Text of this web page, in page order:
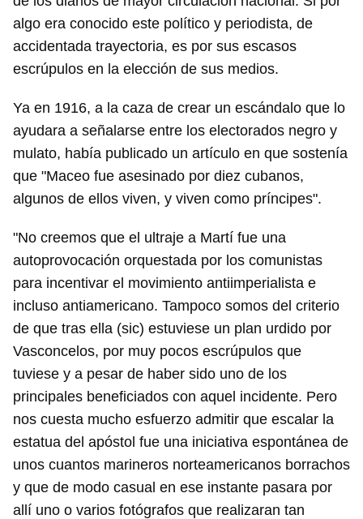
algo era conocido este político y periodista, de
accidentada trayectoria, es por sus escasos
escrúpulos en la elección de sus medios.
Ya en 1916, a la caza de crear un escándalo que lo
ayudara a señalarse entre los electorados negro y
mulato, había publicado un artículo en que sostenía
que "Maceo fue asesinado por diez cubanos,
algunos de ellos viven, y viven como príncipes".
"No creemos que el ultraje a Martí fue una
autoprovocación orquestada por los comunistas
para incentivar el movimiento antiimperialista e
incluso antiamericano. Tampoco somos del criterio
de que tras ella (sic) estuviese un plan urdido por
Vasconcelos, por muy pocos escrúpulos que
tuviese y a pesar de haber sido uno de los
principales beneficiados con aquel incidente. Pero
nos cuesta mucho esfuerzo admitir que escalar la
estatua del apóstol fue una iniciativa espontánea de
unos cuantos marineros norteamericanos borrachos
y que de modo casual en ese instante pasara por
allí uno o varios fotógrafos que realizaran tan